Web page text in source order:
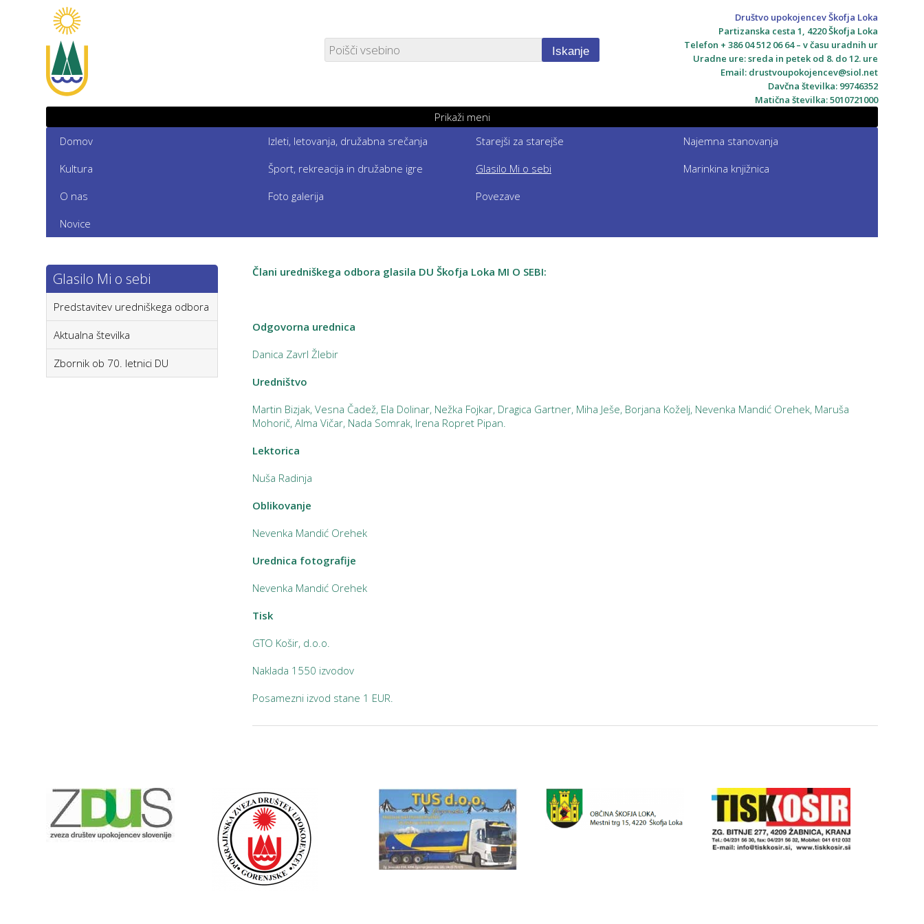
Društvo upokojencev Škofja Loka
Partizanska cesta 1, 4220 Škofja Loka
Telefon + 386 04 512 06 64 – v času uradnih ur
Uradne ure: sreda in petek od 8. do 12. ure
Email: drustvoupokojencev@siol.net
Davčna številka: 99746352
Matična številka: 5010721000
Iskanje
Prikaži meni
Domov
Izleti, letovanja, družabna srečanja Starejši za starejše
Najemna stanovanja
Kultura
Šport, rekreacija in družabne igre Glasilo Mi o sebi
Marinkina knjižnica
O nas
Foto galerija
Povezave
Novice
Glasilo Mi o sebi
Predstavitev uredniškega odbora
Aktualna številka
Zbornik ob 70. letnici DU
Člani uredniškega odbora glasila DU Škofja Loka MI O SEBI:
Odgovorna urednica
Danica Zavrl Žlebir
Uredništvo
Martin Bizjak, Vesna Čadež, Ela Dolinar, Nežka Fojkar, Dragica Gartner, Miha Ješe, Borjana Koželj, Nevenka Mandić Orehek, Maruša
Mohorič, Alma Vičar, Nada Somrak, Irena Ropret Pipan.
Lektorica
Nuša Radinja
Oblikovanje
Nevenka Mandić Orehek
Urednica fotografije
Nevenka Mandić Orehek
Tisk
GTO Košir, d.o.o.
Naklada 1550 izvodov
Posamezni izvod stane 1 EUR.